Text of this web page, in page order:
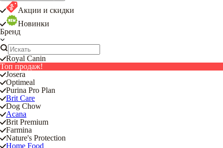
Акции и скидки
Новинки
Бренд
Royal Canin
Топ продаж!
Josera
Optimeal
Purina Pro Plan
Brit Care
Dog Chow
Acana
Brit Premium
Farmina
Nature's Protection
Home Food